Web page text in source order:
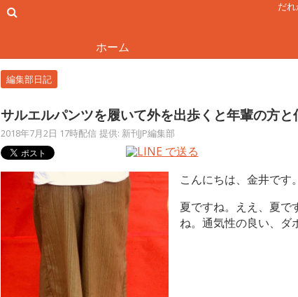
だ
ホーム
編集部日記
サルエルパンツを履いて外を出歩くと年輩の方
2018年7月2日 17時配信 提供: 新刊JP編集部
こんにちは、金井です。
夏ですね。ええ、夏で
ね。通気性の良い、ダ